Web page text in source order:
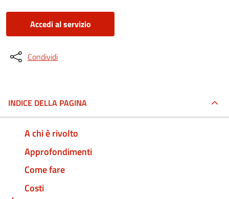
Accedi al servizio
Condividi
INDICE DELLA PAGINA
A chi è rivolto
Approfondimenti
Come fare
Costi